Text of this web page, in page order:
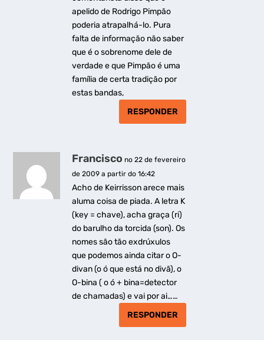
apelido de Rodrigo Pimpão
poderia atrapalhá-lo. Pura
falta de informação não saber
que é o sobrenome dele de
verdade e que Pimpão é uma
família de certa tradição por
estas bandas,
RESPONDER
Francisco no 22 de fevereiro
de 2009 a partir do 16:42
Acho de Keirrisson arece mais
aluma coisa de piada. A letra K
(key = chave), acha graça (ri)
do barulho da torcida (son). Os
nomes são tão exdrúxulos
que podemos ainda citar o O-
divan (o ó que está no divã), o
O-bina ( o ó + bina=detector
de chamadas) e vai por ai……
RESPONDER